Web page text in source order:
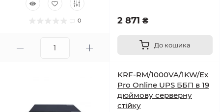
0 2 871 ₴
До кошика
KRF-RM/1000VA/1KW/Ex
Pro Online UPS ББП в 19
дюймову серверну
стійку